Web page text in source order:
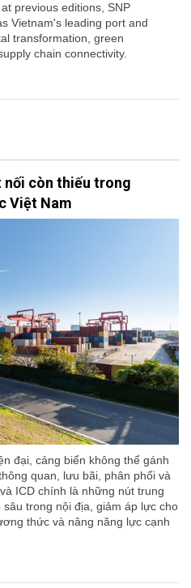
previous editions, SNP
Vietnam's leading port and
transformation, green
chain connectivity.
nối còn thiếu trong
Việt Nam
đại, cảng biển không thể gánh
quan, lưu bãi, phân phối và
ICD chính là những nút trung
trong nội địa, giảm áp lực cho
thức và nâng năng lực cạnh